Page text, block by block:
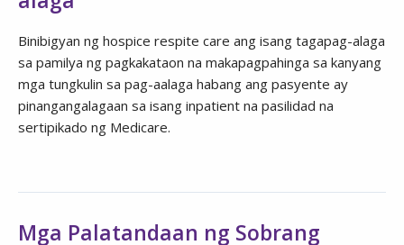
Binibigyan ng hospice respite care ang isang tagapag-alaga
sa pamilya ng pagkakataon na makapagpahinga sa kanyang
mga tungkulin sa pag-aalaga habang ang pasyente ay
pinangangalagaan sa isang inpatient na pasilidad na
sertipikado ng Medicare.
Mga Palatandaan ng Sobrang